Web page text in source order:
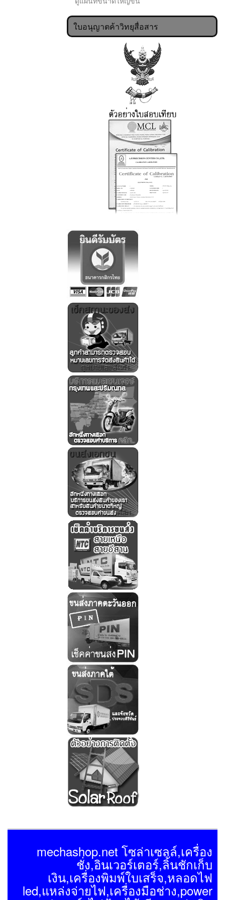
ใบอนุญาตค้าวิทยุสื่อสาร
mechashop.net โซล่าเซลล์,เครื่อง
ชั่ง,อินเวอร์เตอร์,ลิ้นชักเก็บ
เงิน,เครื่องพิมพ์ใบเสร็จ,หลอดไฟ
led,แหล่งจ่ายไฟ,เครื่องมือช่าง,power